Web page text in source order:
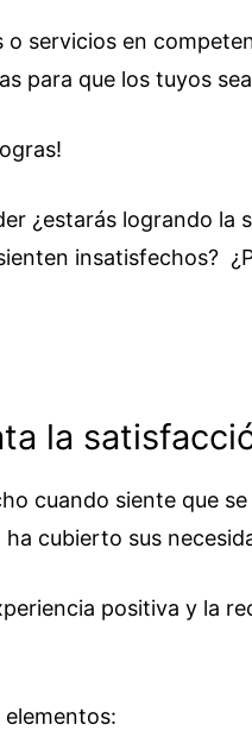
servicios en
para que los tuyos
¿estarás logrando la
insatisfechos?
la
cuando siente que
cubierto sus
positiva y la